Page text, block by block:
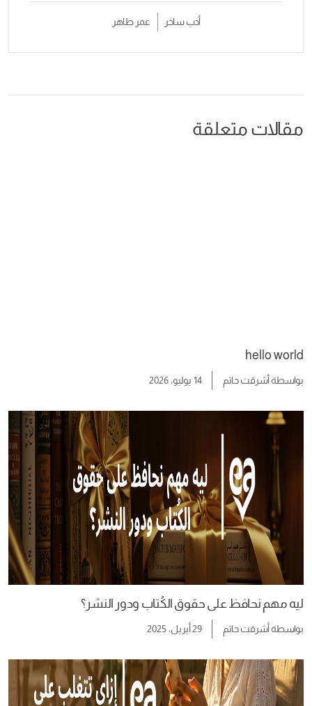
أدب ساخر عمر طاهر
مقالات متعلقة
hello world
بواسطةأشرقت حاتم 14 يوليو، 2026
ليه مهم نحافظ على حقوق الكُتاب ودور النشر؟
بواسطةأشرقت حاتم 29 أبريل، 2025